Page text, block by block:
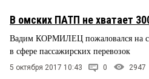
В омских ПАТП не хватает
Вадим КОРМИЛЕЦ пожаловался на
в сфере пассажирских перевозок
5 октября 2017 10:43 0 2947